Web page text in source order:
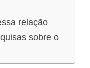
relação
sobre o